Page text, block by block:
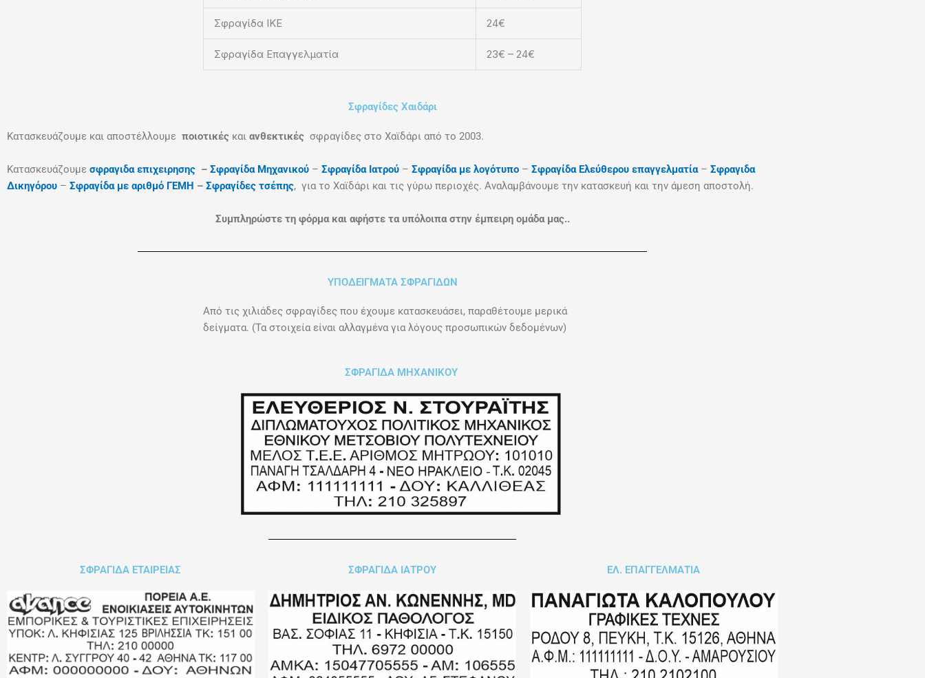
Σφραγίδα ΙΚΕ 24€
Σφραγίδα Επαγγελματία 23€ – 24€
Σφραγίδες Χαιδάρι
Κατασκευάζουμε και αποστέλλουμε ποιοτικές και ανθεκτικές σφραγίδες στο Χαϊδάρι από το 2003.
Κατασκευάζουμε σφραγιδα επιχειρησης – Σφραγίδα Μηχανικού – Σφραγίδα Ιατρού – Σφραγίδα με λογότυπο – Σφραγίδα Ελεύθερου επαγγελματία – Σφραγιδα
Δικηγόρου – Σφραγίδα με αριθμό ΓΕΜΗ – Σφραγίδες τσέπης, για το Χαϊδάρι και τις γύρω περιοχές. Αναλαμβάνουμε την κατασκευή και την άμεση αποστολή.
Συμπληρώστε τη φόρμα και αφήστε τα υπόλοιπα στην έμπειρη ομάδα μας..
ΥΠΟΔΕΙΓΜΑΤΑ ΣΦΡΑΓΙΔΩΝ
Από τις χιλιάδες σφραγίδες που έχουμε κατασκευάσει, παραθέτουμε μερικά
δείγματα. (Τα στοιχεία είναι αλλαγμένα για λόγους προσωπικών δεδομένων)
ΣΦΡΑΓΙΔΑ ΜΗΧΑΝΙΚΟΥ
ΣΦΡΑΓΙΔΑ ΕΤΑΙΡΕΙΑΣ ΣΦΡΑΓΙΔΑ ΙΑΤΡΟΥ ΕΛ. ΕΠΑΓΓΕΛΜΑΤΙΑ